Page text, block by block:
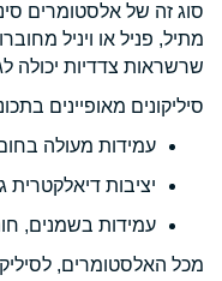
סוג זה של אלסטומרים
מתיל, פניל או ויניל
שרשראות צדדיות יכולה
סיליקונים מאופיינים
עמידות מעולה
יציבות דיאלקטרית
עמידות בשמנים,
מכל האלסטומרים,